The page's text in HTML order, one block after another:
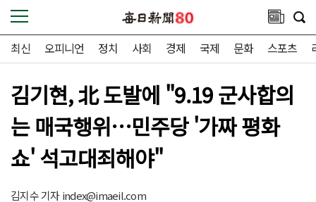
최신 오피니언 정치 사회 경제 국제 문화 스포츠
김기현, 北 도발에 "9.19 군사합의
는 매국행위…민주당 '가짜 평화
쇼' 석고대죄해야"
김지수 기자index@imaeil.com